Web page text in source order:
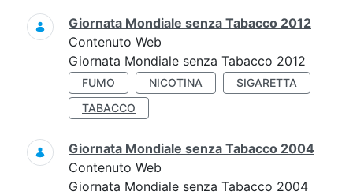
Giornata Mondiale senza Tabacco 2012
Contenuto Web
Giornata Mondiale senza Tabacco 2012
FUMO NICOTINA
SIGARETTA
TABACCO
Giornata Mondiale senza Tabacco 2004
Contenuto Web
Giornata Mondiale senza Tabacco 2004